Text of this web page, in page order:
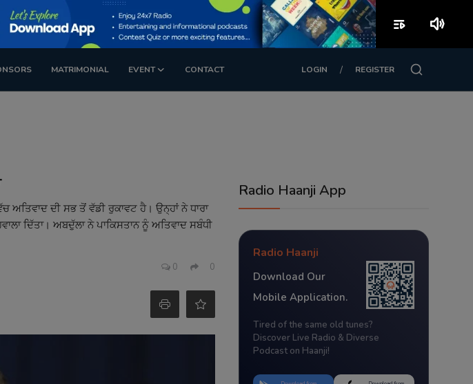
MATRIMONIAL EVENT CONTACT LOGIN / REGISTER
ਅਤਿਵਾਦ ਦੀ ਸਭ ਤੋਂ ਵੱਡੀ ਰੁਕਾਵਟ ਹੈ। ਉਨ੍ਹਾਂ ਨੇ ਧਾਰਾ
ਦਿੱਤਾ। ਅਬਦੁੱਲਾ ਨੇ ਪਾਕਿਸਤਾਨ ਨੂੰ ਅਤਿਵਾਦ ਸਬੰਧੀ
0 0
Radio Haanji App
Radio Haanji
Download Our
Mobile Application.
Tired of the same old tunes?
Discover Live Radio & Diverse
Podcast on Haanji!
playlist_play volume_up